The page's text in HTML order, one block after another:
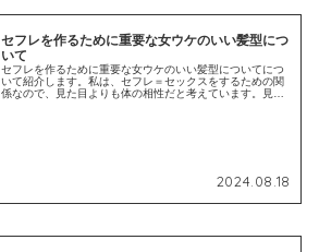
セフレを作るために重要な女ウケのいい髪型につ
いて
セフレを作るために重要な女ウケのいい髪型についてにつ
いて紹介します。私は、セフレ＝セックスをするための関
係なので、見た目よりも体の相性だと考えています。見た
2024.08.18